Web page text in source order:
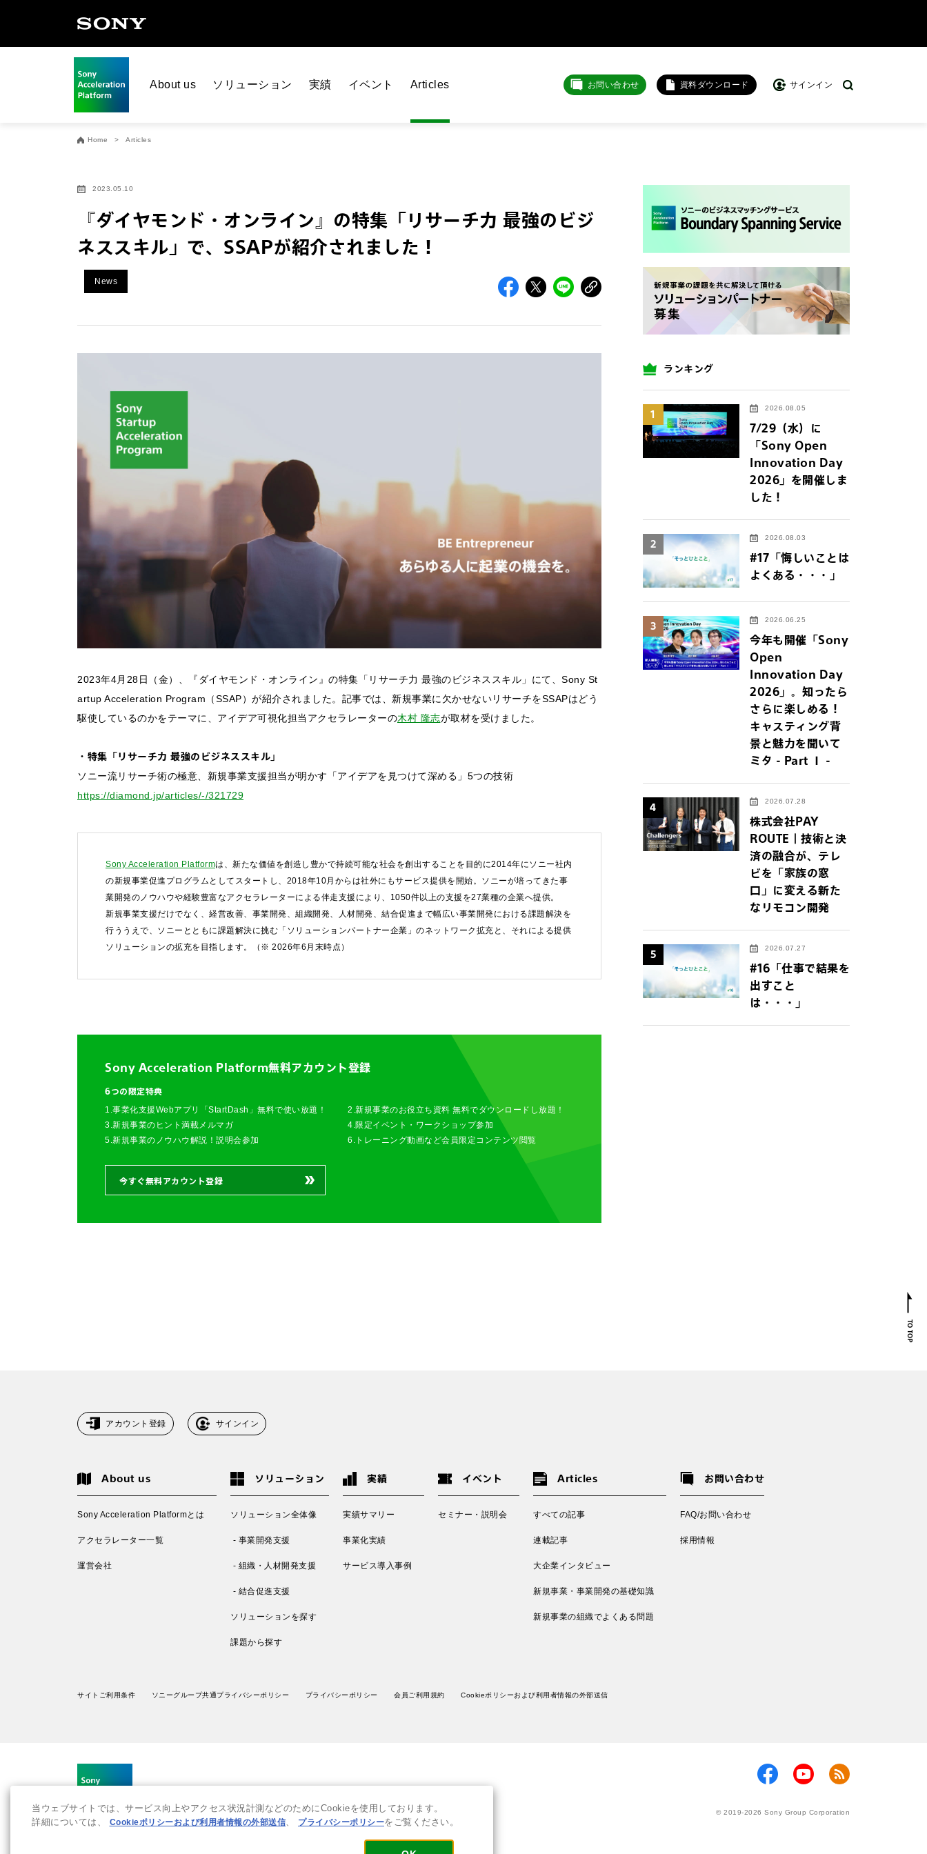
About us ソリューション 実績 イベント Articles お問い合わせ 資料ダウンロード サインイン
Home Articles
2023.05.10
『ダイヤモンド・オンライン』の特集「リサーチ力 最強のビジ
ネススキル」で、SSAPが紹介されました！
News
2023年4月28日（金）、『ダイヤモンド・オンライン』の特集「リサーチ力 最強のビジネススキル」にて、Sony St
artup Acceleration Program（SSAP）が紹介されました。記事では、新規事業に欠かせないリサーチをSSAPはどう
駆使しているのかをテーマに、アイデア可視化担当アクセラレーターの木村 隆志が取材を受けました。
・特集「リサーチ力 最強のビジネススキル」
ソニー流リサーチ術の極意、新規事業支援担当が明かす「アイデアを見つけて深める」5つの技術
https://diamond.jp/articles/-/321729
Sony Acceleration Platformは、新たな価値を創造し豊かで持続可能な社会を創出することを目的に2014年にソニー社内
の新規事業促進プログラムとしてスタートし、2018年10月からは社外にもサービス提供を開始。ソニーが培ってきた事
業開発のノウハウや経験豊富なアクセラレーターによる伴走支援により、1050件以上の支援を27業種の企業へ提供。
新規事業支援だけでなく、経営改善、事業開発、組織開発、人材開発、結合促進まで幅広い事業開発における課題解決を
行ううえで、ソニーとともに課題解決に挑む「ソリューションパートナー企業」のネットワーク拡充と、それによる提供
ソリューションの拡充を目指します。（※ 2026年6月末時点）
Sony Acceleration Platform無料アカウント登録
6つの限定特典
1.事業化支援Webアプリ「StartDash」無料で使い放題！
2.新規事業のお役立ち資料 無料でダウンロードし放題！
3.新規事業のヒント満載メルマガ
4.限定イベント・ワークショップ参加
5.新規事業のノウハウ解説！説明会参加
6.トレーニング動画など会員限定コンテンツ閲覧
今すぐ無料アカウント登録
ランキング
1 2026.08.05
7/29（水）に
「Sony Open
Innovation Day
2026」を開催しま
した！
2 2026.08.03
#17「悔しいことは
よくある・・・」
3 2026.06.25
今年も開催「Sony
Open
Innovation Day
2026」。知ったら
さらに楽しめる！
キャスティング背
景と魅力を聞いて
ミタ - Part Ⅰ -
4 2026.07.28
株式会社PAY
ROUTE｜技術と決
済の融合が、テレ
ビを「家族の窓
口」に変える新た
なリモコン開発
5 2026.07.27
#16「仕事で結果を
出すこと
は・・・」
法人向けサービスに関するご相談・お問い合わせは以下のボタンからお願いします（外部サイトにジャンプしま
す）。
法人お問い合わせ
アカウント登録 サインイン
About us
Sony Acceleration Platformとは
アクセラレーター一覧
運営会社
ソリューション
ソリューション全体像
- 事業開発支援
- 組織・人材開発支援
- 結合促進支援
ソリューションを探す
課題から探す
実績
実績サマリー
事業化実績
サービス導入事例
イベント
セミナー・説明会
Articles
すべての記事
連載記事
大企業インタビュー
新規事業・事業開発の基礎知識
新規事業の組織でよくある問題
お問い合わせ
FAQ/お問い合わせ
採用情報
サイトご利用条件 ソニーグループ共通プライバシーポリシー プライバシーポリシー 会員ご利用規約 Cookieポリシーおよび利用者情報の外部送信
© 2019-2026 Sony Group Corporation
当ウェブサイトでは、サービス向上やアクセス状況計測などのためにCookieを使用しております。
詳細については、 Cookieポリシーおよび利用者情報の外部送信、 プライバシーポリシーをご覧ください。